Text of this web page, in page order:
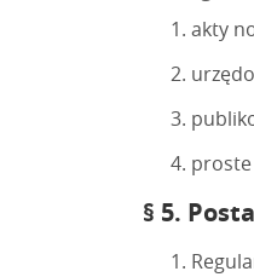
akty
§ 5.